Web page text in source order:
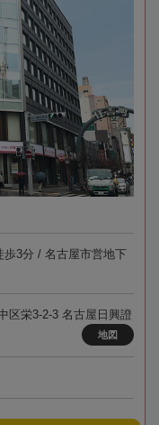
3分 / 名古屋市営地下
区栄3-2-3 名古屋日興證
地図